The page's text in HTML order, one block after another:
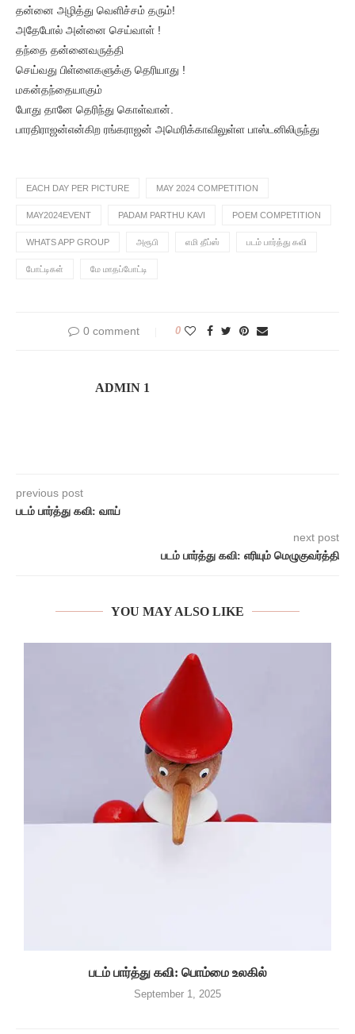
தன்னை அழித்து வெளிச்சம் தரும்!
அதேபோல் அன்னை செய்வாள் !
தந்தை தன்னைவருத்தி
செய்வது பிள்ளைகளுக்கு தெரியாது !
மகன்தந்தையாகும்
போது தானே தெரிந்து கொள்வான்.
பாரதிராஜன்என்கிற ரங்கராஜன் அமெரிக்காவிலுள்ள பாஸ்டனிலிருந்து
EACH DAY PER PICTURE MAY 2024 COMPETITION
MAY2024EVENT PADAM PARTHU KAVI POEM COMPETITION
WHATS APP GROUP அரூபி எமி தீப்ஸ் படம் பார்த்து கவி
போட்டிகள் மே மாதப்போட்டி
0 comment 0
ADMIN 1
previous post
படம் பார்த்து கவி: வாய்
next post
படம் பார்த்து கவி: எரியும் மெழுகுவர்த்தி
YOU MAY ALSO LIKE
படம் பார்த்து கவி: பொம்மை உலகில்
September 1, 2025